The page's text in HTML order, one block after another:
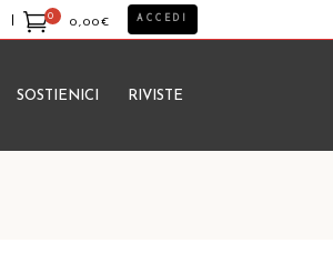
0
0,00€
carrello.
ACCEDI
SOSTIENICI RIVISTE